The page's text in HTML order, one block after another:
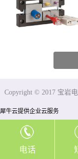
Copyright © 2017 宝岩
犀牛云提供企业云服务
电话